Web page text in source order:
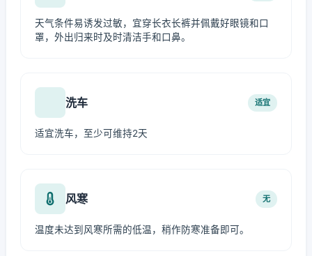
天气条件易诱发过敏，宜穿长衣长裤并佩戴好眼镜和口
罩，外出归来时及时清洁手和口鼻。
洗车 适宜
适宜洗车，至少可维持2天
风寒 无
温度未达到风寒所需的低温，稍作防寒准备即可。